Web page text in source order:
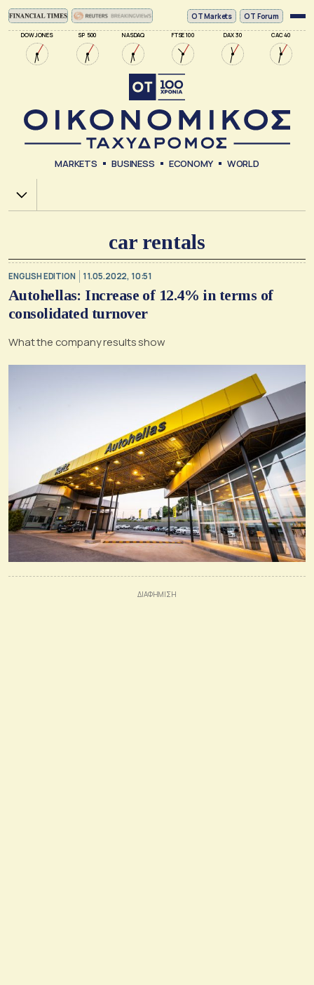
DOW JONES SP 500 NASDAQ FTSE 100 DAX 30 CAC 40
ΟΤ Markets OT Forum
MARKETS BUSINESS ECONOMY WORLD
Χ.Α.
car rentals
ENGLISH EDITION 11.05.2022, 10:51
Autohellas: Increase of 12.4% in terms of
consolidated turnover
What the company results show